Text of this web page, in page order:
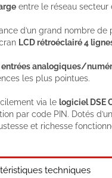
entre le réseau secteur
d’un grand nombre
LCD rétroéclairé 4
entrées analogiques/
les plus pointues.
via le logiciel DSE
par code PIN. Dotés
et richesse
techniques